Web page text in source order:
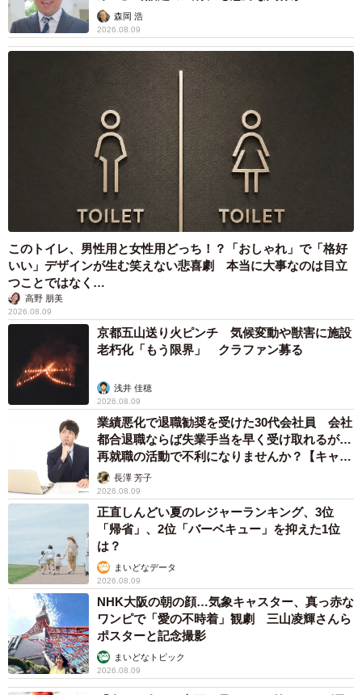
森岡 浩
2026.08.09
このトイレ、男性用と女性用どっち！？「おしゃれ」で「格好
いい」デザインが生む笑えない悲喜劇 本当に大事なのは目立
つことではなく…
高野 朋美
2026.08.09
京都五山送り火ピンチ 気候変動や獣害に施設
老朽化「もう限界」 クラファン募る
浅井 佳穂
2026.08.09
業績悪化で退職勧奨を受けた30代会社員 会社
都合退職ならば失業手当を早く受け取れるが…
再就職の活動で不利になりませんか？【キャリ
アカウンセラーが解説】
長澤 芳子
2026.08.09
正直しんどい夏のレジャーランキング、3位
「帰省」、2位「バーベキュー」を抑えた1位
は？
まいどなデータ
2026.08.09
NHK大阪の朝の顔…気象キャスター、真っ赤な
ワンピで「愛の不時着」観劇 三山凌輝さんら
ポスターと記念撮影
まいどなトピック
2026.08.09